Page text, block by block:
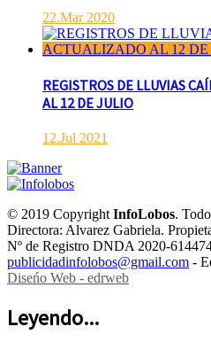
22.Mar 2020
REGISTROS DE LLUVIAS
AL 12 DE JULIO
12.Jul 2021
© 2019 CopyrightInfoLobos.
Directora: Alvarez Gabriela.
Nº de Registro DNDA 2020-
publicidadinfolobos@gmail.com -
Diseńo Web - edrweb
Leyendo...